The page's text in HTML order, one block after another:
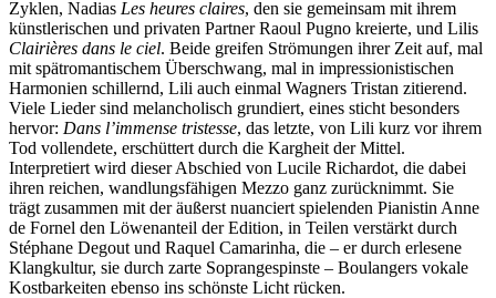
Zyklen, Nadias Les heures claires, den sie gemeinsam mit ihrem
künstlerischen und privaten Partner Raoul Pugno kreierte, und Lilis
Clairières dans le ciel. Beide greifen Strömungen ihrer Zeit auf, mal
mit spätromantischem Überschwang, mal in impressionistischen
Harmonien schillernd, Lili auch einmal Wagners Tristan zitierend.
Viele Lieder sind melancholisch grundiert, eines sticht besonders
hervor: Dans l’immense tristesse, das letzte, von Lili kurz vor ihrem
Tod vollendete, erschüttert durch die Kargheit der Mittel.
Interpretiert wird dieser Abschied von Lucile Richardot, die dabei
ihren reichen, wandlungsfähigen Mezzo ganz zurücknimmt. Sie
trägt zusammen mit der äußerst nuanciert spielenden Pianistin Anne
de Fornel den Löwenanteil der Edition, in Teilen verstärkt durch
Stéphane Degout und Raquel Camarinha, die – er durch erlesene
Klangkultur, sie durch zarte Soprangespinste – Boulangers vokale
Kostbarkeiten ebenso ins schönste Licht rücken.